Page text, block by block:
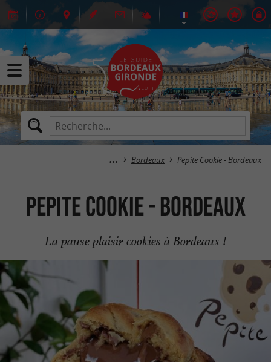
Bordeaux Pepite Cookie - Bordeaux
Pepite Cookie - Bordeaux
La pause plaisir cookies à Bordeaux !